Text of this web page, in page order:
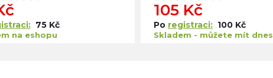
75 Kč
na eshopu
105 Kč
Po registraci: 100 Kč
Skladem - můžete mít dnes